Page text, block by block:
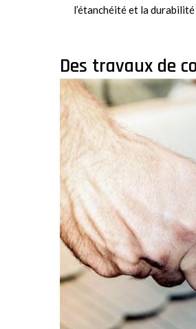
l’étanchéité et la
Des travaux de